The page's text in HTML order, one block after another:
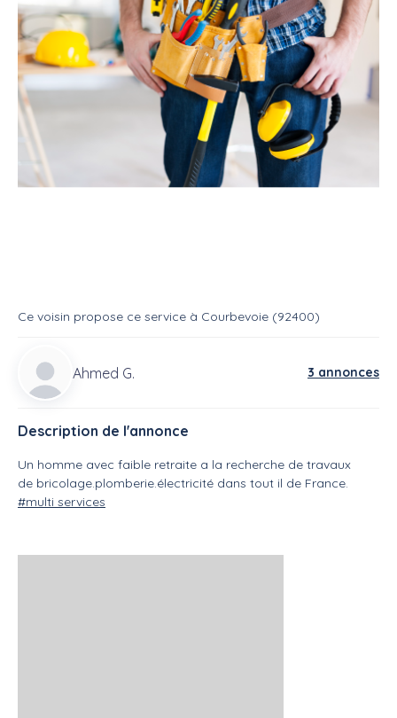
Service Bricoleur Multi services
Recherche de travaux
Service Multi services
Ce voisin propose ce service à Courbevoie (92400)
Ahmed G. 3 annonces
Description de l'annonce
Un homme avec faible retraite a la recherche de travaux
de bricolage.plomberie.électricité dans tout il de France.
#multi services